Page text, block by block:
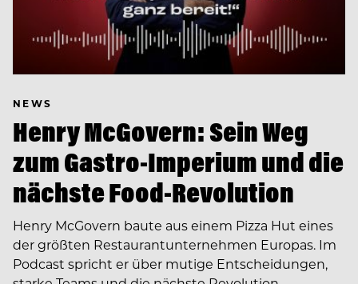
NEWS
Henry McGovern: Sein Weg
zum Gastro-Imperium und die
nächste Food-Revolution
Henry McGovern baute aus einem Pizza Hut eines
der größten Restaurantunternehmen Europas. Im
Podcast spricht er über mutige Entscheidungen,